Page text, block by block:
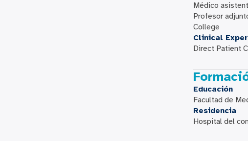
Médico
Profesor
College
Clinical
Direct Patient
Educación
Facultad de
Residencia
Hospital del